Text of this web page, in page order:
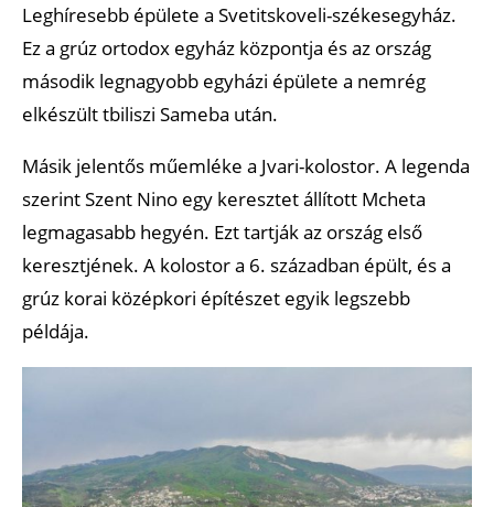
Leghíresebb épülete a Svetitskoveli-székesegyház.
Ez a grúz ortodox egyház központja és az ország
második legnagyobb egyházi épülete a nemrég
elkészült tbiliszi Sameba után.
Másik jelentős műemléke a Jvari-kolostor. A legenda
szerint Szent Nino egy keresztet állított Mcheta
legmagasabb hegyén. Ezt tartják az ország első
keresztjének. A kolostor a 6. században épült, és a
grúz korai középkori építészet egyik legszebb
példája.